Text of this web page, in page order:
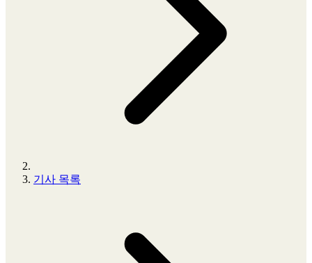
기사 목록